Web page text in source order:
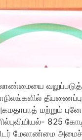
மற்றும்
825
மேலாண்மை